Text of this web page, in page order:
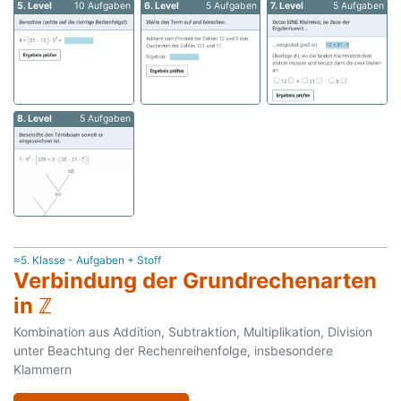
5. Level 10 Aufgaben 6. Level 5 Aufgaben 7. Level 5 Aufgaben
8. Level 5 Aufgaben
≈5. Klasse - Aufgaben + Stoff
Verbindung der Grundrechenarten
in ℤ
Kombination aus Addition, Subtraktion, Multiplikation, Division
unter Beachtung der Rechenreihenfolge, insbesondere
Klammern